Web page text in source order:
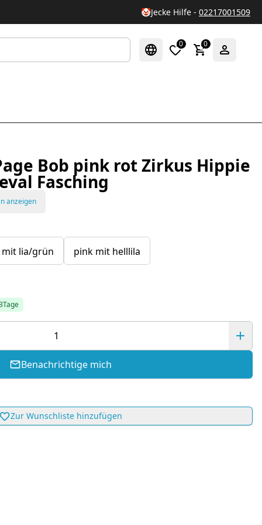
🤡Jecke Hilfe -02217001509
0 0
Bob pink rot Zirkus Hippie
Fasching
anzeigen
lia/grün pink mit helllila
Benachrichtige mich
Zur Wunschliste hinzufügen